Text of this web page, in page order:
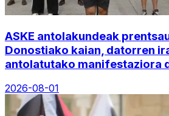
ASKE antolakundeak
Donostiako kaian, datorren
antolatutako manifestaziora
2026-08-01